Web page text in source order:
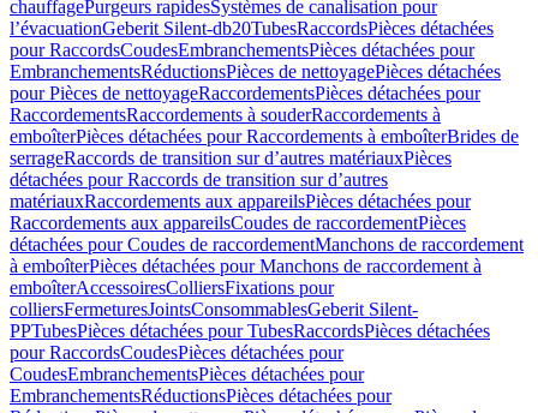
chauffagePurgeurs rapidesSystèmes de canalisation pour
l’évacuationGeberit Silent-db20TubesRaccordsPièces détachées
pour RaccordsCoudesEmbranchementsPièces détachées pour
EmbranchementsRéductionsPièces de nettoyagePièces détachées
pour Pièces de nettoyageRaccordementsPièces détachées pour
RaccordementsRaccordements à souderRaccordements à
emboîterPièces détachées pour Raccordements à emboîterBrides de
serrageRaccords de transition sur d’autres matériauxPièces
détachées pour Raccords de transition sur d’autres
matériauxRaccordements aux appareilsPièces détachées pour
Raccordements aux appareilsCoudes de raccordementPièces
détachées pour Coudes de raccordementManchons de raccordement
à emboîterPièces détachées pour Manchons de raccordement à
emboîterAccessoiresColliersFixations pour
colliersFermeturesJointsConsommablesGeberit Silent-
PPTubesPièces détachées pour TubesRaccordsPièces détachées
pour RaccordsCoudesPièces détachées pour
CoudesEmbranchementsPièces détachées pour
EmbranchementsRéductionsPièces détachées pour